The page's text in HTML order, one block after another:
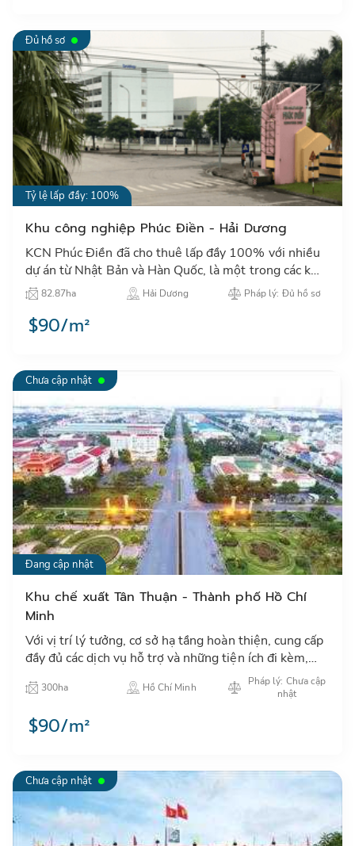
Đủ hồ sơ
Tỷ lệ lấp đầy: 100%
Khu công nghiệp Phúc Điền - Hải Dương
KCN Phúc Điền đã cho thuê lấp đầy 100% với nhiều
dự án từ Nhật Bản và Hàn Quốc, là một trong các khu
công nghệp thu hút đầu tư tiêu biểu của tỉnh Hải
Dương…
82.87ha Hải Dương Pháp lý: Đủ hồ sơ
$90/m²
Chưa cập nhật
Đang cập nhật
Khu chế xuất Tân Thuận - Thành phố Hồ Chí
Minh
Với vị trí lý tưởng, cơ sở hạ tầng hoàn thiện, cung cấp
đầy đủ các dịch vụ hỗ trợ và những tiện ích đi kèm,
KCX Tân Thuận đem tới môi trường hoạt động tốt
nhất …
300ha Hồ Chí Minh
Pháp lý: Chưa cập
nhật
$90/m²
Chưa cập nhật